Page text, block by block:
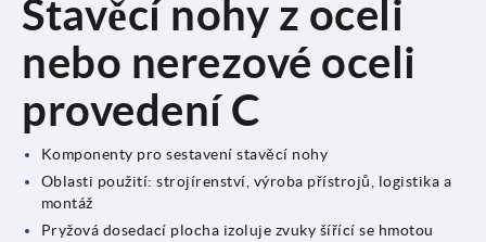
Stavěcí nohy z oceli
nebo nerezové oceli
provedení C
Komponenty pro sestavení stavěcí nohy
Oblasti použití: strojírenství, výroba přístrojů, logistika a
montáž
Pryžová dosedací plocha izoluje zvuky šířící se hmotou